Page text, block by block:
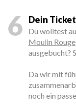
6 Dein
Du wolltest
Moulin Rouge
ausgebucht?
Da wir mit
noch ein